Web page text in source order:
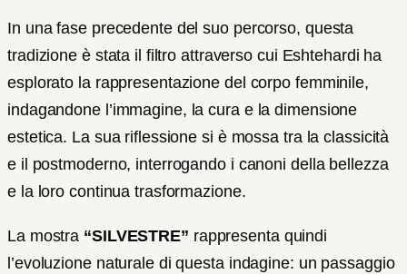
In una fase precedente del suo percorso, questa
tradizione è stata il filtro attraverso cui Eshtehardi ha
esplorato la rappresentazione del corpo femminile,
indagandone l’immagine, la cura e la dimensione
estetica. La sua riflessione si è mossa tra la classicità
e il postmoderno, interrogando i canoni della bellezza
e la loro continua trasformazione.
La mostra “SILVESTRE” rappresenta quindi
l’evoluzione naturale di questa indagine: un passaggio